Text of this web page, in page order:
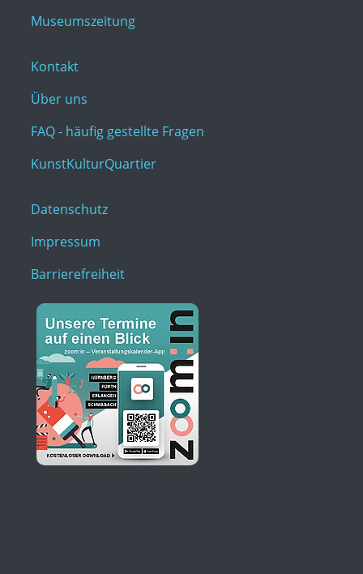
Museumszeitung
Kontakt
Über uns
FAQ - häufig gestellte Fragen
KunstKulturQuartier
Datenschutz
Impressum
Barrierefreiheit